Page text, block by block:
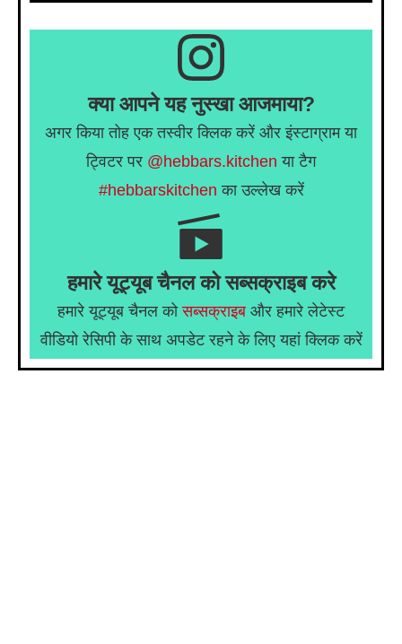
क्या आपने यह नुस्खा आजमाया?
अगर किया तोह एक तस्वीर क्लिक करें और इंस्टाग्राम या
ट्विटर पर @hebbars.kitchen या टैग
#hebbarskitchen का उल्लेख करें
हमारे यूट्यूब चैनल को सब्सक्राइब करे
हमारे यूट्यूब चैनल कोसब्सक्राइब और हमारे लेटेस्ट
वीडियो रेसिपी के साथ अपडेट रहने के लिए यहां क्लिक करें